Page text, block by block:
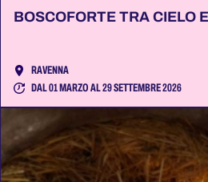
BOSCOFORTE TRA CIELO
RAVENNA
DAL 01 MARZO AL 29 SETTEMBRE 2026